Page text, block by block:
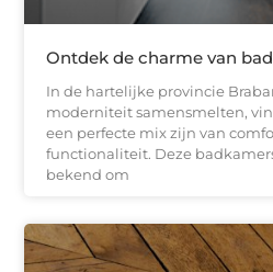
Ontdek de charme van
In de hartelijke provincie
moderniteit samensmelten,
een perfecte mix zijn van
functionaliteit. Deze
bekend om